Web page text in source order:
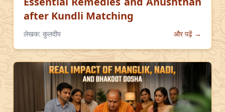
after Kundli Matching
लेखक: कुलदीप और पढ़ें →